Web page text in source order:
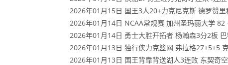
2026年01月15日 国王3人20+力克尼克斯 德罗赞
2026年01月14日 NCAA常规赛 加州圣玛丽大学
2026年01月14日 勇士大胜开拓者 杨瀚森3分2板
2026年01月13日 独行侠力克篮网 弗拉格27+5+5
2026年01月13日 国王背靠背送湖人3连败 东契奇